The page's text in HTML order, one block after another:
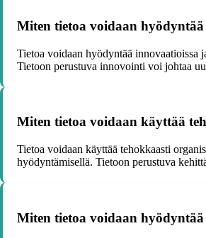
Miten tietoa voidaan hyödyntää
Tietoa voidaan hyödyntää innovaatioissa
Tietoon perustuva innovointi voi johtaa
Miten tietoa voidaan käyttää
Tietoa voidaan käyttää tehokkaasti
hyödyntämisellä. Tietoon perustuva
Miten tietoa voidaan hyödyntää